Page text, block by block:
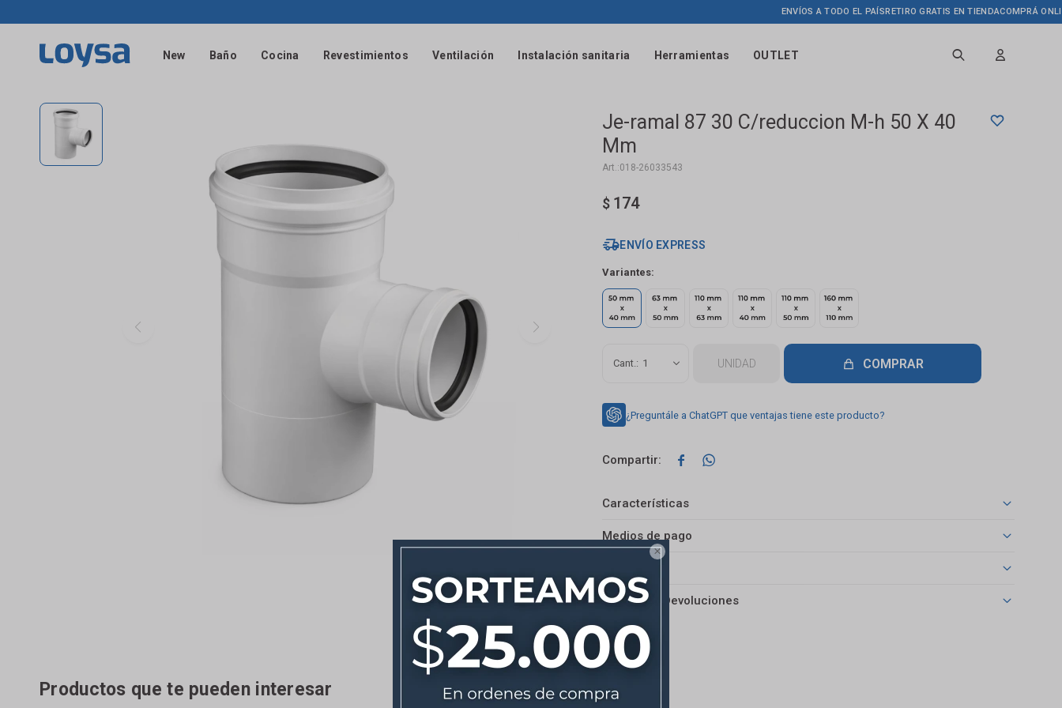

New Baño Cocina Revestimientos Ventilación Instalación sanitaria Herramientas OUTLET
ENVÍOS A TODO EL PAÍS RETIRO GRATIS EN TIENDACOMPRÁ ONLINE
Je-ramal 87 30 C/reduccion M-h 50 X 40
Mm
018-26033543
$ 174
ENVÍO EXPRESS
Variantes:
1 UNIDAD COMPRAR
¿Preguntále a ChatGPT que ventajas tiene este producto?
 
Características
Medios de pago
Cambios y Devoluciones
Productos que te pueden interesar